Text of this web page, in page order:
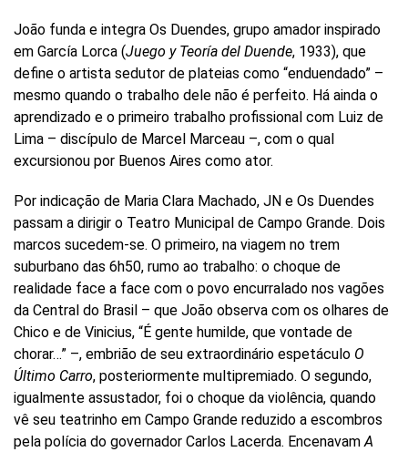
João funda e integra Os Duendes, grupo amador inspirado
em García Lorca (Juego y Teoría del Duende, 1933), que
define o artista sedutor de plateias como “enduendado” –
mesmo quando o trabalho dele não é perfeito. Há ainda o
aprendizado e o primeiro trabalho profissional com Luiz de
Lima – discípulo de Marcel Marceau –, com o qual
excursionou por Buenos Aires como ator.
Por indicação de Maria Clara Machado, JN e Os Duendes
passam a dirigir o Teatro Municipal de Campo Grande. Dois
marcos sucedem-se. O primeiro, na viagem no trem
suburbano das 6h50, rumo ao trabalho: o choque de
realidade face a face com o povo encurralado nos vagões
da Central do Brasil – que João observa com os olhares de
Chico e de Vinicius, “É gente humilde, que vontade de
chorar…” –, embrião de seu extraordinário espetáculo O
Último Carro, posteriormente multipremiado. O segundo,
igualmente assustador, foi o choque da violência, quando
vê seu teatrinho em Campo Grande reduzido a escombros
pela polícia do governador Carlos Lacerda. EncenavamA